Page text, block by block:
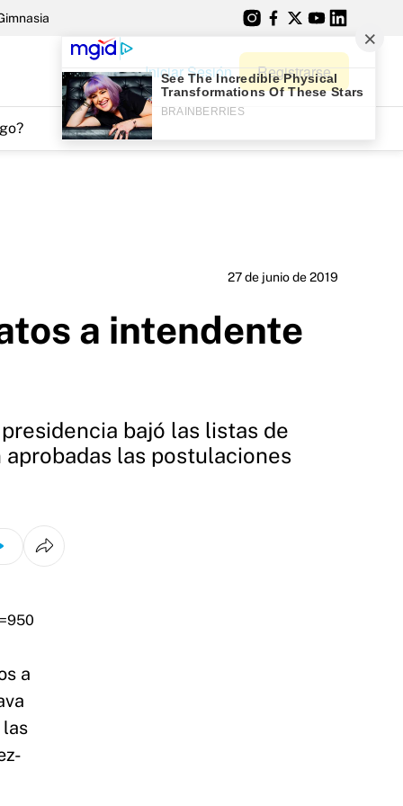
Iniciar Sesión Registrarse
27 de junio de 2019
a intendente
bajó las listas de
las postulaciones
a
las